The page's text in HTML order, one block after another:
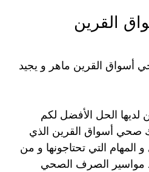
القرين
القرين ماهر و يجيد
الحل الأفضل لكم
صحي أسواق القرين الذي
المهام التي تحتاجونها و من
مواسير الصرف الصحي